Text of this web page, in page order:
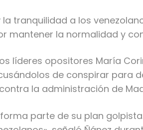
la tranquilidad a los
mantener la normalidad y
líderes opositores María
de conspirar para
la administración de
parte de su plan